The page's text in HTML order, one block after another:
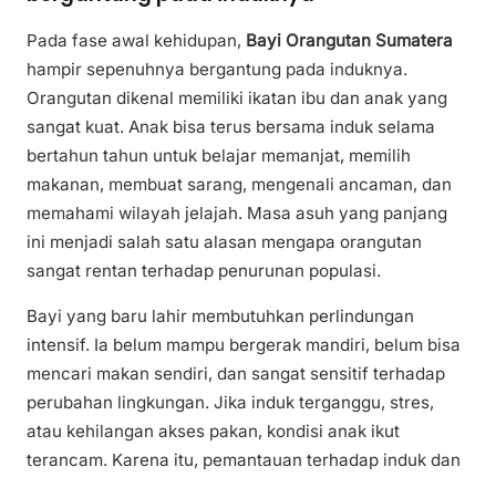
Pada fase awal kehidupan, Bayi Orangutan Sumatera
hampir sepenuhnya bergantung pada induknya.
Orangutan dikenal memiliki ikatan ibu dan anak yang
sangat kuat. Anak bisa terus bersama induk selama
bertahun tahun untuk belajar memanjat, memilih
makanan, membuat sarang, mengenali ancaman, dan
memahami wilayah jelajah. Masa asuh yang panjang
ini menjadi salah satu alasan mengapa orangutan
sangat rentan terhadap penurunan populasi.
Bayi yang baru lahir membutuhkan perlindungan
intensif. Ia belum mampu bergerak mandiri, belum bisa
mencari makan sendiri, dan sangat sensitif terhadap
perubahan lingkungan. Jika induk terganggu, stres,
atau kehilangan akses pakan, kondisi anak ikut
terancam. Karena itu, pemantauan terhadap induk dan